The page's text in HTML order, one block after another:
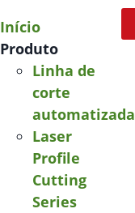
Início
Produto
Linha de
corte
automatizada
Laser
Profile
Cutting
Series